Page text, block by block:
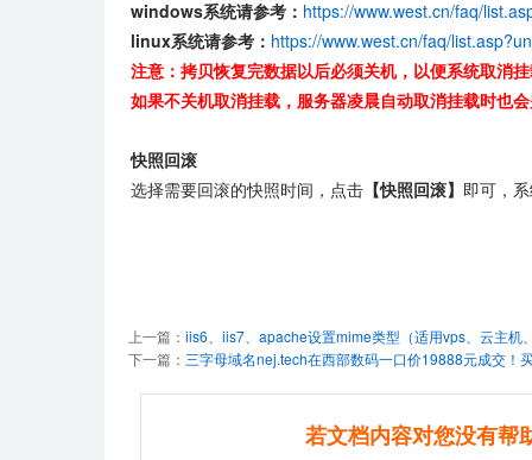
windows系统请参考： https://www.west.cn/faq/
linux系统请参考： https://www.west.cn/faq/
注意：拷贝恢复完数据以后必须关机，以便系统取消
如果不关机取消挂载，服务器凌晨自动取消挂载时也
快照回滚
选择需要回滚的快照时间，点击 【快照回滚】 即可，
上一篇： iis6、iis7、apache设置mime类型（适用vps、云主机
下一篇： 三字母域名nej.tech在西部数码一口价19888元成交！
若文档内容对您没有帮